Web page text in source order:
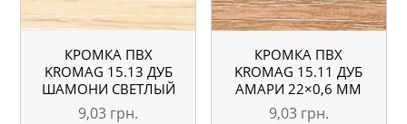
КРОМКА ПВХ
KROMAG 15.13 ДУБ
ШАМОНИ СВЕТЛЫЙ
22×0,6 ММ
9,03 грн.
КРОМКА ПВХ
KROMAG 15.11 ДУБ
АМАРИ 22×0,6 ММ
9,03 грн.